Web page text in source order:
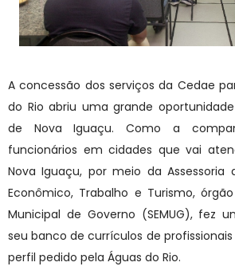
A concessão dos serviços da Cedae
do Rio abriu uma grande
de Nova Iguaçu. Como a
funcionários em cidades que vai
Nova Iguaçu, por meio da Assessoria
Econômico, Trabalho e Turismo,
Municipal de Governo (SEMUG), fez
seu banco de currículos de
perfil pedido pela Águas do Rio.